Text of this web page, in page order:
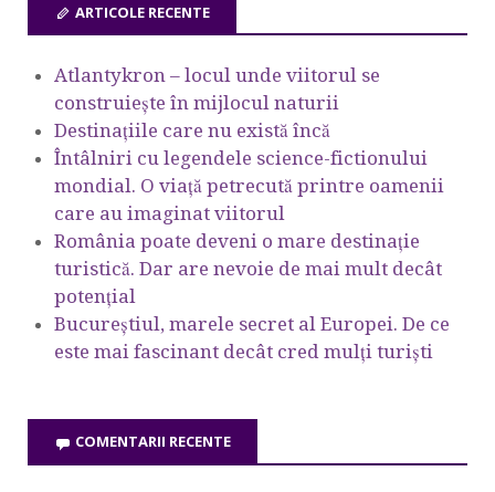
ARTICOLE RECENTE
Atlantykron – locul unde viitorul se
construiește în mijlocul naturii
Destinațiile care nu există încă
Întâlniri cu legendele science-fictionului
mondial. O viață petrecută printre oamenii
care au imaginat viitorul
România poate deveni o mare destinație
turistică. Dar are nevoie de mai mult decât
potențial
Bucureștiul, marele secret al Europei. De ce
este mai fascinant decât cred mulți turiști
COMENTARII RECENTE